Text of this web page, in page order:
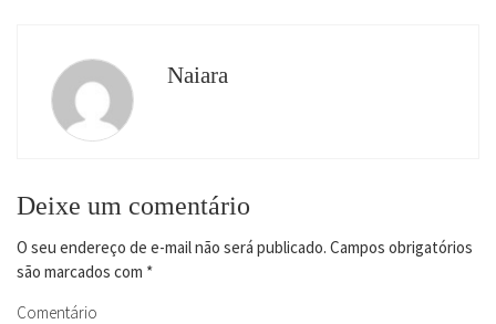
Naiara
Deixe um comentário
O seu endereço de e-mail não será publicado. Campos obrigatórios
são marcados com *
Comentário